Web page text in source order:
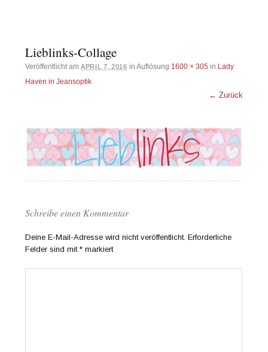
Lieblinks-Collage
Veröffentlicht amAPRIL 7, 2016 in Auflösung 1600 × 305 in Lady
Haven in Jeansoptik
← Zurück
Schreibe einen Kommentar
Deine E-Mail-Adresse wird nicht veröffentlicht. Erforderliche
Felder sind mit* markiert